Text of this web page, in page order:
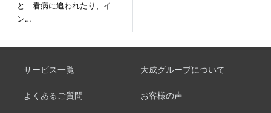
と 看病に追われたり、イ
ン…
サービス一覧 大成グループについて
よくあるご質問 お客様の声